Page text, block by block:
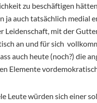
zu beschäftigen
ja auch tatsächlich medial
Leidenschaft, mit der
an und für sich
auch heute (noch?) die
Elemente
Leute würden sich einer